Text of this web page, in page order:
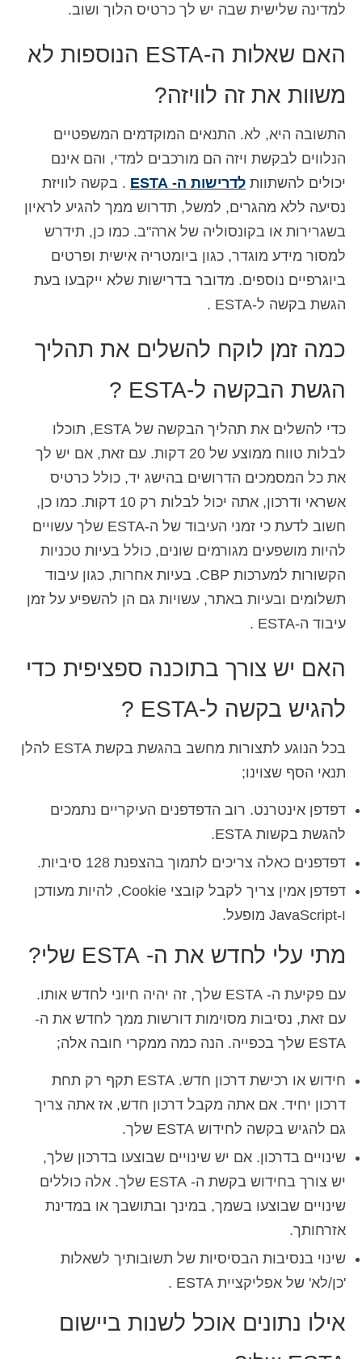
למדינה שלישית שבה יש לך כרטיס הלוך ושוב.
האם שאלות ה-ESTA הנוספות לא
משוות את זה לוויזה?
התשובה היא, לא. התנאים המוקדמים המשפטיים
הנלווים לבקשת ויזה הם מורכבים למדי, והם אינם
יכולים להשתוות לדרישות ה- ESTA
. בקשה לוויזת
נסיעה ללא מהגרים, למשל, תדרוש ממך להגיע לראיון
בשגרירות או בקונסוליה של ארה"ב. כמו כן, תידרש
למסור מידע מוגדר, כגון ביומטריה אישית ופרטים
ביוגרפיים נוספים. מדובר בדרישות שלא ייקבעו בעת
הגשת בקשה ל-ESTA .
כמה זמן לוקח להשלים את תהליך
הגשת הבקשה ל-ESTA ?
כדי להשלים את תהליך הבקשה של ESTA, תוכלו
לבלות טווח ממוצע של 20 דקות. עם זאת, אם יש לך
את כל המסמכים הדרושים בהישג יד, כולל כרטיס
אשראי ודרכון, אתה יכול לבלות רק 10 דקות. כמו כן,
חשוב לדעת כי זמני העיבוד של ה-ESTA שלך עשויים
להיות מושפעים מגורמים שונים, כולל בעיות טכניות
הקשורות למערכות CBP. בעיות אחרות, כגון עיבוד
תשלומים ובעיות באתר, עשויות גם הן להשפיע על זמן
עיבוד ה-ESTA .
האם יש צורך בתוכנה ספציפית כדי
להגיש בקשה ל-ESTA ?
בכל הנוגע לתצורות מחשב בהגשת בקשת ESTA להלן
תנאי הסף שצוינו;
דפדפן אינטרנט. רוב הדפדפנים העיקריים נתמכים
להגשת בקשות ESTA.
דפדפנים כאלה צריכים לתמוך בהצפנת 128 סיביות.
דפדפן אמין צריך לקבל קובצי Cookie, להיות מעודכן
ו-JavaScript מופעל.
מתי עלי לחדש את ה- ESTA שלי?
עם פקיעת ה- ESTA שלך, זה יהיה חיוני לחדש אותו.
עם זאת, נסיבות מסוימות דורשות ממך לחדש את ה-
ESTA שלך בכפייה. הנה כמה ממקרי חובה אלה;
חידוש או רכישת דרכון חדש. ESTA תקף רק תחת
דרכון יחיד. אם אתה מקבל דרכון חדש, אז אתה צריך
גם להגיש בקשה לחידוש ESTA שלך.
שינויים בדרכון. אם יש שינויים שבוצעו בדרכון שלך,
יש צורך בחידוש בקשת ה- ESTA שלך. אלה כוללים
שינויים שבוצעו בשמך, במינך ובתושבך או במדינת
אזרחותך.
שינוי בנסיבות הבסיסיות של תשובותיך לשאלות
'כן/לא' של אפליקציית ESTA .
אילו נתונים אוכל לשנות ביישום